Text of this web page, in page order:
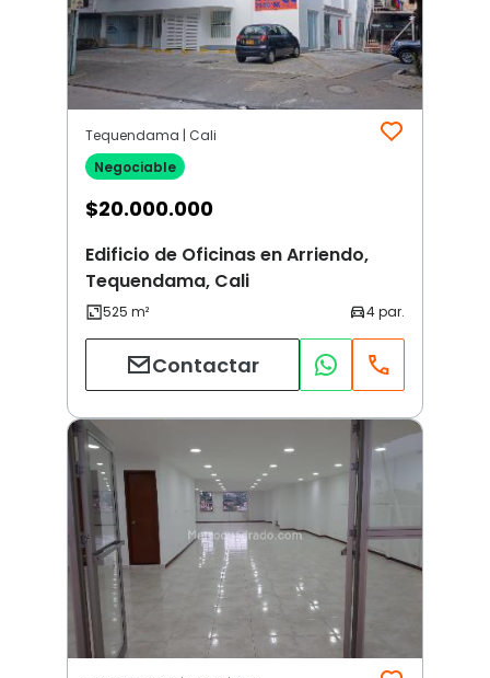
Tequendama | Cali
Negociable
$20.000.000
Edificio de Oficinas en Arriendo,
Tequendama, Cali
Contactar